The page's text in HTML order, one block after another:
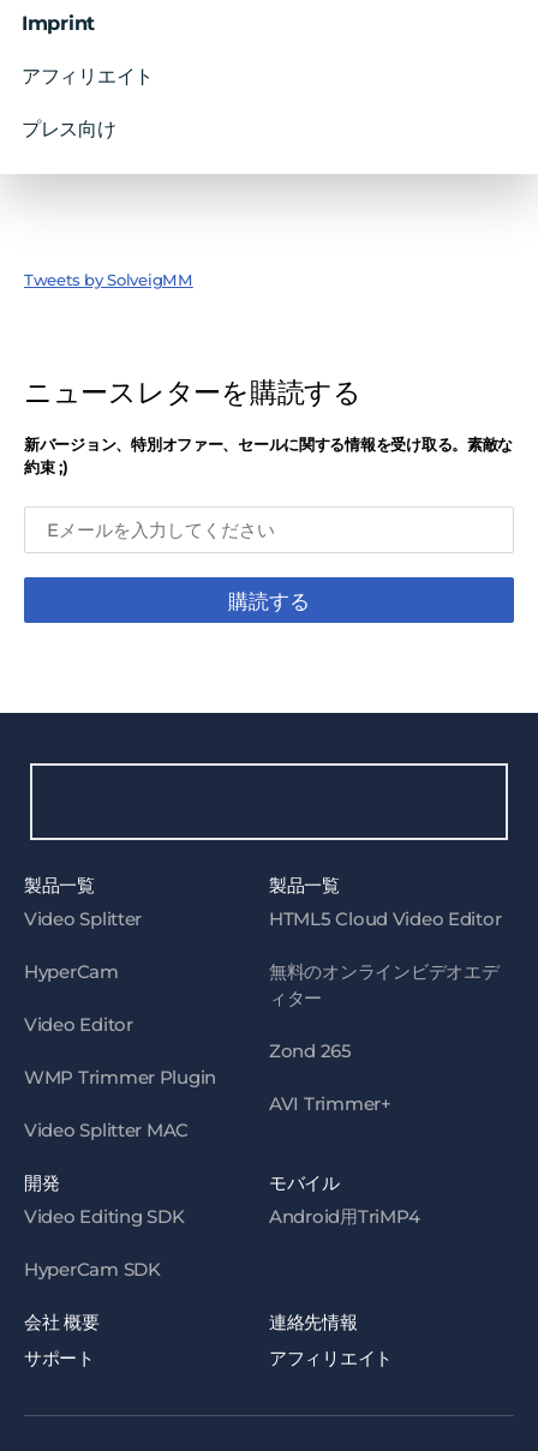
Imprint
アフィリエイト
プレス向け
Tweets by SolveigMM
ニュースレターを購読する
新バージョン、特別オファー、セールに関する情報を受け取る。素敵な
約束 ;)
購読する
製品一覧
Video Splitter
HyperCam
Video Editor
WMP Trimmer Plugin
Video Splitter MAC
製品一覧
HTML5 Cloud Video Editor
無料のオンラインビデオエデ
ィター
Zond 265
AVI Trimmer+
開発
Video Editing SDK
HyperCam SDK
モバイル
Android用TriMP4
会社 概要
連絡先情報
サポート
アフィリエイト